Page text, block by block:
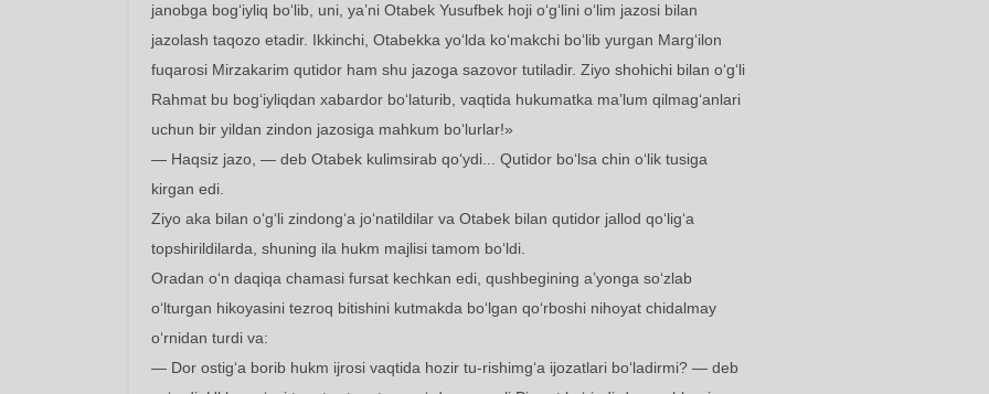
janobga bog‘iyliq bo‘lib, uni, ya’ni Otabek Yusufbek hoji o‘g‘lini o‘lim jazosi bilan
jazolash taqozo etadir. Ikkinchi, Otabekka yo‘lda ko‘makchi bo‘lib yurgan Marg‘ilon
fuqarosi Mirzakarim qutidor ham shu jazoga sazovor tutiladir. Ziyo shohichi bilan o‘g‘li
Rahmat bu bog‘iyliqdan xabardor bo‘laturib, vaqtida hukumatka ma’lum qilmag‘anlari
uchun bir yildan zindon jazosiga mahkum bo‘lurlar!»
— Haqsiz jazo, — deb Otabek kulimsirab qo‘ydi... Qutidor bo‘lsa chin o‘lik tusiga
kirgan edi.
Ziyo aka bilan o‘g‘li zindong‘a jo‘natildilar va Otabek bilan qutidor jallod qo‘lig‘a
topshirildilarda, shuning ila hukm majlisi tamom bo‘ldi.
Oradan o‘n daqiqa chamasi fursat kechkan edi, qushbegining a’yonga so‘zlab
o‘lturgan hikoyasini tezroq bitishini kutmakda bo‘lgan qo‘rboshi nihoyat chidalmay
o‘rnidan turdi va:
— Dor ostig‘a borib hukm ijrosi vaqtida hozir tu-rishimg‘a ijozatlari bo‘ladirmi? — deb